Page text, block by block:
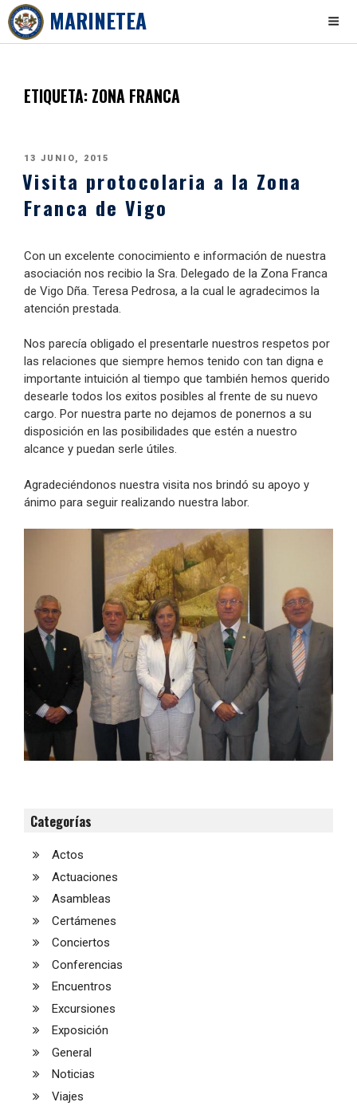
content
MARINETEA
ETIQUETA: ZONA FRANCA
PUBLICADO
13 JUNIO, 2015
Visita protocolaria a la Zona
Franca de Vigo
Con un excelente conocimiento e información de nuestra
asociación nos recibio la Sra. Delegado de la Zona Franca
de Vigo Dña. Teresa Pedrosa, a la cual le agradecimos la
atención prestada.
Nos parecía obligado el presentarle nuestros respetos por
las relaciones que siempre hemos tenido con tan digna e
importante intuición al tiempo que también hemos querido
desearle todos los exitos posibles al frente de su nuevo
cargo. Por nuestra parte no dejamos de ponernos a su
disposición en las posibilidades que estén a nuestro
alcance y puedan serle útiles.
Agradeciéndonos nuestra visita nos brindó su apoyo y
ánimo para seguir realizando nuestra labor.
Categorías
Actos
Actuaciones
Asambleas
Certámenes
Conciertos
Conferencias
Encuentros
Excursiones
Exposición
General
Noticias
Viajes